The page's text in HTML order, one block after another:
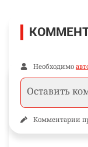
Необходимо
Комментарии